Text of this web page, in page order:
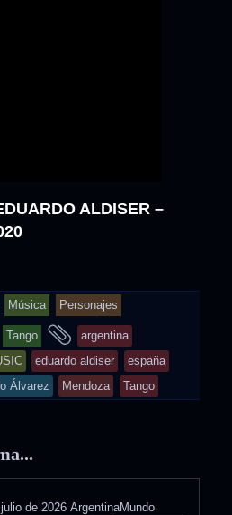
ALDISER –
Música Personajes
Tango
and
tagged
argentina
eduardo aldiser
españa
Álvarez Mendoza Tango
de 2026 ArgentinaMundo